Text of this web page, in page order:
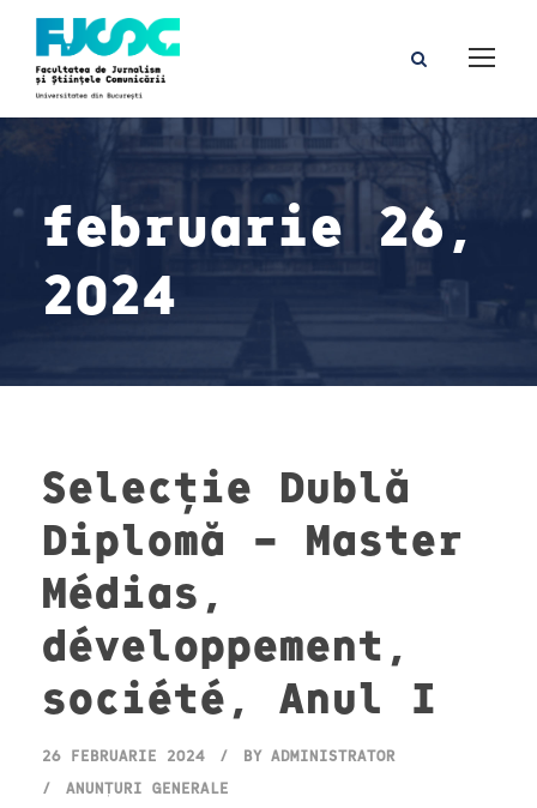
februarie 26,
2024
Selecție Dublă
Diplomă – Master
Médias,
développement,
société, Anul I
26 FEBRUARIE 2024 BY ADMINISTRATOR
ANUNȚURI GENERALE